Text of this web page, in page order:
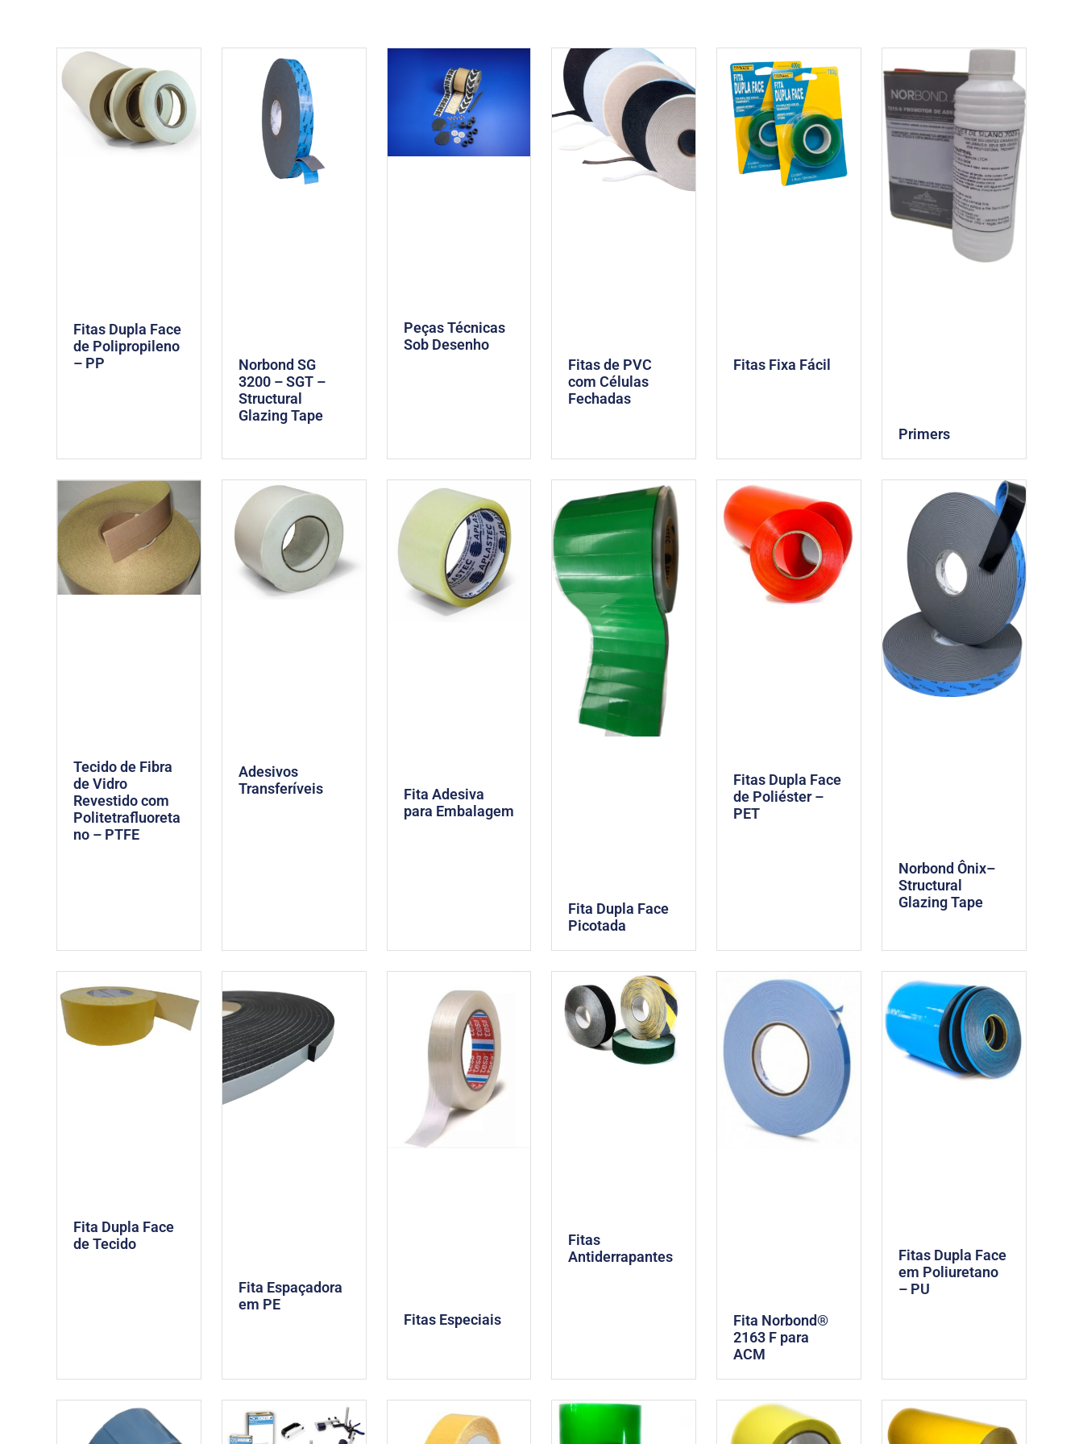
Fitas Dupla Face
de Polipropileno
– PP
Norbond SG
3200 – SGT –
Structural
Glazing Tape
Peças Técnicas
Sob Desenho
Fitas de PVC
com Células
Fechadas
Fitas Fixa Fácil
Primers
Tecido de Fibra
de Vidro
Revestido com
Politetrafluoreta
no – PTFE
Adesivos
Transferíveis
Fita Adesiva
para Embalagem
Fita Dupla Face
Picotada
Fitas Dupla Face
de Poliéster –
PET
Norbond Ônix–
Structural
Glazing Tape
Fita Dupla Face
de Tecido
Fita Espaçadora
em PE
Fitas Especiais
Fitas
Antiderrapantes
Fita Norbond®
2163 F para
ACM
Fitas Dupla Face
em Poliuretano
– PU